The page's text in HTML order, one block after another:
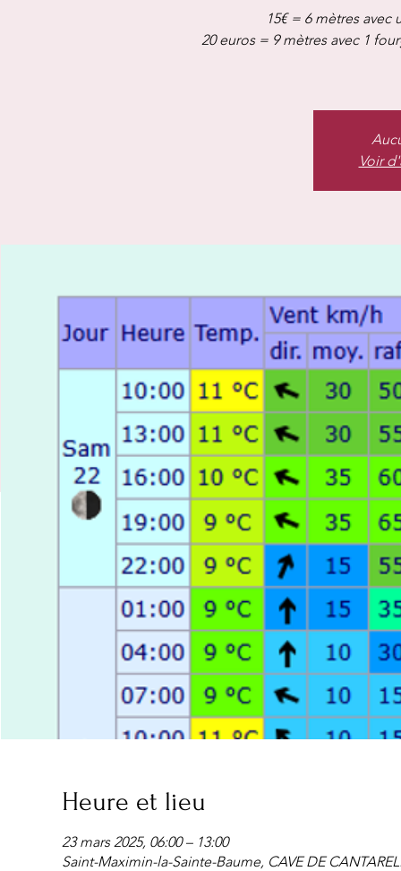
15€ = 6 mètres
20 euros = 9 mètres avec 1
Voir
Heure et lieu
23 mars 2025, 06:00 – 13:00
Saint-Maximin-la-Sainte-Baume, CAVE DE